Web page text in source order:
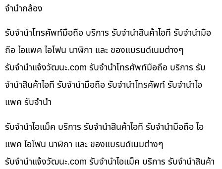
จำนำกล้อง
รับจำนำโทรศัพท์มือถือ บริการ รับจำนำสินค้าไอที รับจำนำมือ
ถือ ไอแพค ไอโฟน นาฬิกา และ ของแบรนด์เนมต่างๆ
รับจํานําแจ้งวัฒนะ.com รับจำนำโทรศัพท์มือถือ บริการ รับ
จำนำสินค้าไอที รับจำนำมือถือ รับจำนำโทรศัพท์ รับจำนำไอ
แพค รับจำนำ
รับจำนำไอแม็ค บริการ รับจำนำสินค้าไอที รับจำนำมือถือ ไอ
แพค ไอโฟน นาฬิกา และ ของแบรนด์เนมต่างๆ
รับจํานําแจ้งวัฒนะ.com รับจำนำไอแม็ค บริการ รับจำนำสินค้า